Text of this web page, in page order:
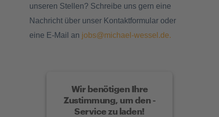
unseren Stellen? Schreibe uns gern eine
Nachricht über unser Kontaktformular oder
eine E-Mail an jobs@michael-wessel.de.
Wir benötigen Ihre
Zustimmung, um den -
Service zu laden!